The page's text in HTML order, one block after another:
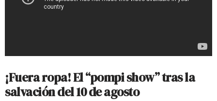
¡Fuera ropa! El “pompi show” tras la
salvación del 10 de agosto